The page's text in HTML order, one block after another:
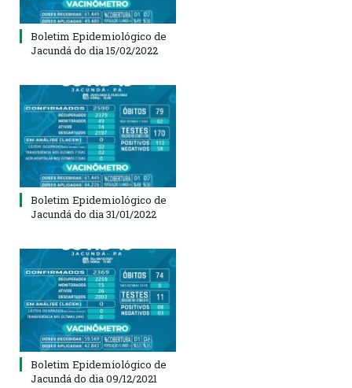
Boletim Epidemiológico de
Jacundá do dia 15/02/2022
Boletim Epidemiológico de
Jacundá do dia 31/01/2022
Boletim Epidemiológico de
Jacundá do dia 09/12/2021